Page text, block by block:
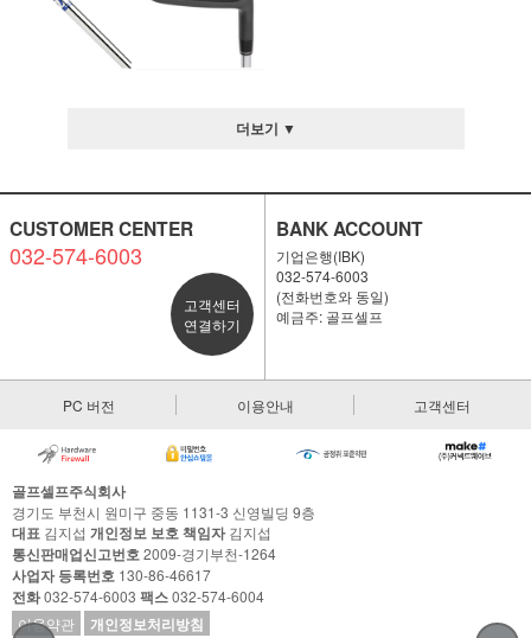
더보기 ▼
CUSTOMER CENTER
032-574-6003
고객센터
연결하기
BANK ACCOUNT
기업은행(IBK)
032-574-6003
(전화번호와 동일)
예금주: 골프셀프
PC 버전 이용안내 고객센터
골프셀프주식회사
경기도 부천시 원미구 중동 1131-3 신영빌딩 9층
대표 김지섭 개인정보 보호 책임자김지섭
통신판매업신고번호2009-경기부천-1264
사업자 등록번호 130-86-46617
전화032-574-6003 팩스032-574-6004
이용약관
개인정보처리방침